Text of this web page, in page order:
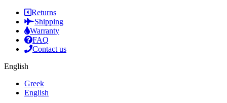
Returns
Shipping
Warranty
FAQ
Contact us
English
Greek
English